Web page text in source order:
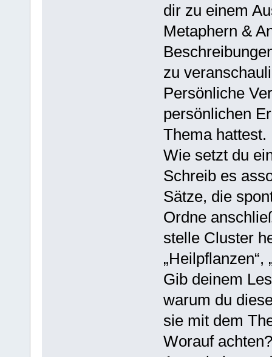
dir zu einem
Metaphern &
zu
Persönliche
persönlichen
Thema hattest.
Wie setzt du
Schreib es
Sätze, die
Ordne
stelle Cluster
„Heilpflanzen“,
Gib deinem
warum du
sie mit dem
Worauf achten?